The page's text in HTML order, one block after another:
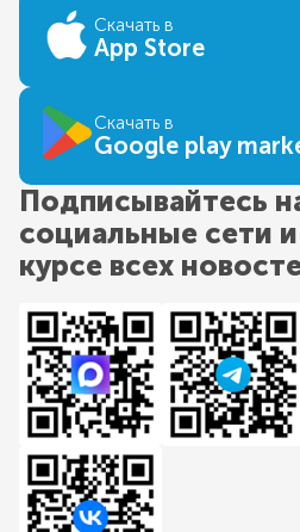
Скачать в
App Store
Скачать в
Google play
Подписывайтесь
социальные сети
курсе всех